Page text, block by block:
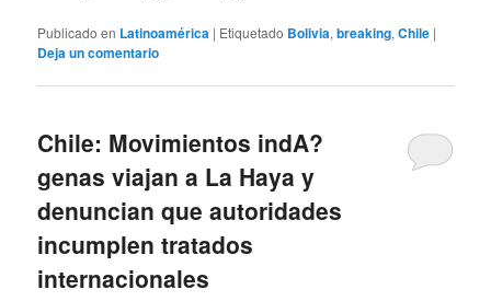
Publicado en Latinoamérica | Etiquetado Bolivia,breaking,Chile |
Deja un comentario
Chile: Movimientos indA?
genas viajan a La Haya y
denuncian que autoridades
incumplen tratados
internacionales